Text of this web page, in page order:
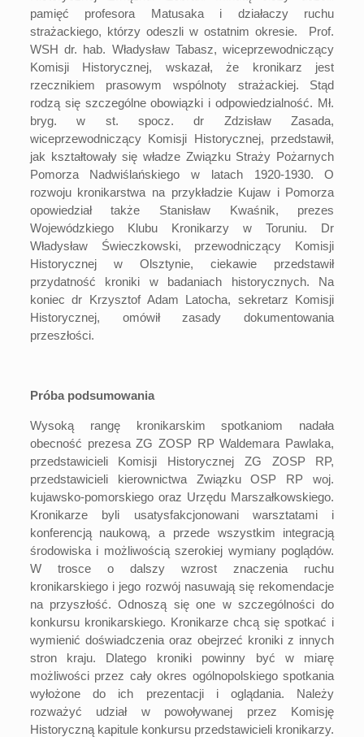
pamięć profesora Matusaka i działaczy ruchu
strażackiego, którzy odeszli w ostatnim okresie. Prof.
WSH dr. hab. Władysław Tabasz, wiceprzewodniczący
Komisji Historycznej, wskazał, że kronikarz jest
rzecznikiem prasowym wspólnoty strażackiej. Stąd
rodzą się szczególne obowiązki i odpowiedzialność. Mł.
bryg. w st. spocz. dr Zdzisław Zasada,
wiceprzewodniczący Komisji Historycznej, przedstawił,
jak kształtowały się władze Związku Straży Pożarnych
Pomorza Nadwiślańskiego w latach 1920-1930. O
rozwoju kronikarstwa na przykładzie Kujaw i Pomorza
opowiedział także Stanisław Kwaśnik, prezes
Wojewódzkiego Klubu Kronikarzy w Toruniu. Dr
Władysław Świeczkowski, przewodniczący Komisji
Historycznej w Olsztynie, ciekawie przedstawił
przydatność kroniki w badaniach historycznych. Na
koniec dr Krzysztof Adam Latocha, sekretarz Komisji
Historycznej, omówił zasady dokumentowania
przeszłości.
Próba podsumowania
Wysoką rangę kronikarskim spotkaniom nadała
obecność prezesa ZG ZOSP RP Waldemara Pawlaka,
przedstawicieli Komisji Historycznej ZG ZOSP RP,
przedstawicieli kierownictwa Związku OSP RP woj.
kujawsko-pomorskiego oraz Urzędu Marszałkowskiego.
Kronikarze byli usatysfakcjonowani warsztatami i
konferencją naukową, a przede wszystkim integracją
środowiska i możliwością szerokiej wymiany poglądów.
W trosce o dalszy wzrost znaczenia ruchu
kronikarskiego i jego rozwój nasuwają się rekomendacje
na przyszłość. Odnoszą się one w szczególności do
konkursu kronikarskiego. Kronikarze chcą się spotkać i
wymienić doświadczenia oraz obejrzeć kroniki z innych
stron kraju. Dlatego kroniki powinny być w miarę
możliwości przez cały okres ogólnopolskiego spotkania
wyłożone do ich prezentacji i oglądania. Należy
rozważyć udział w powoływanej przez Komisję
Historyczną kapitule konkursu przedstawicieli kronikarzy.